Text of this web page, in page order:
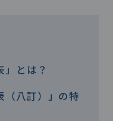
」とは？
（八訂）」の特